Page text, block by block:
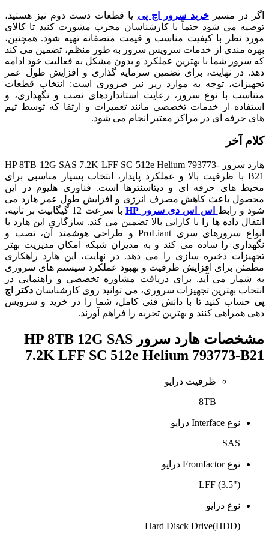
اگر در مسیرخرید سرور اچ پی یا قطعات دست دوم نیز هستید،
توصیه می شود حتماً با کارشناسان مجرب مشورت کنید تا کالای
مورد نظر با کیفیت مناسب و قیمت منصفانه تهیه شود. همچنین،
بهره مندی از خدمات سرویس سرور به طور منظم، تضمین می کند
که سرور شما با بهترین عملکرد و بدون مشکل به فعالیت خود ادامه
دهد. در نهایت، برای تضمین سرمایه گذاری و افزایش طول عمر
تجهیزات، توجه به موارد زیر نیز ضروری است: انتخاب قطعات
متناسب با نوع سرور، رعایت استانداردهای نصب و نگهداری، و
استفاده از خدمات تخصصی مانند تعمیرات و ارتقا که توسط تیم
های حرفه ای در مراکز معتبر انجام می شود.
کلام آخر
هارد سرور HP 8TB 12G SAS 7.2K LFF SC 512e Helium 793773-
B21 با ظرفیت بالا و عملکرد پایدار، انتخاب بسیار مناسبی برای
محیط های حرفه ای و دیتاسنترها است. فناوری هلیوم در این
محصول باعث کاهش مصرف انرژی و افزایش طول عمر هارد می
شود و رابط اس اس دی سرور HP
با سرعت 12 گیگابیت بر ثانیه،
انتقال داده ها را با کارایی بالا تضمین می کند. سازگاری این هارد با
انواع سرورهای سری ProLiant و طراحی هوشمند آن، نصب و
نگهداری را ساده می کند و به مدیران شبکه امکان مدیریت بهتر
تجهیزات ذخیره سازی را می دهد. در نهایت، این هارد راهکاری
مطمئن برای افزایش ظرفیت و بهبود عملکرد سیستم های سروری
به شمار می آید. برای دریافت مشاوره تخصصی و راهنمایی در
انتخاب بهترین تجهیزات سروری، می توانید روی کارشناسان دکتر اچ
پی حساب کنید تا با دانش فنی کامل، شما را در خرید و سرویس
دهی همراهی کنند و بهترین تجربه را فراهم آورند.
مشخصات
هارد سرور HP 8TB 12G SAS
7.2K LFF SC 512e Helium 793773-B21
ظرفیت درایو
8TB
نوع Interface درایو
SAS
نوع Fromfactor درایو
LFF (3.5")
نوع درایو
Hard Disck Drive(HDD)